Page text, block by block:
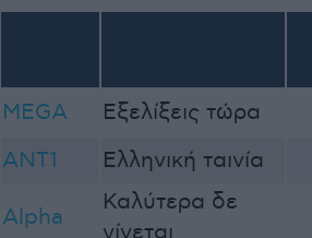
MEGA
Εξελίξεις τώρα
ΑΝΤ1
Ελληνική ταινία
Alpha
Καλύτερα δε
γίνεται